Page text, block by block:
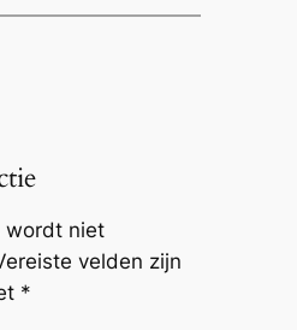
wordt niet
velden zijn
*